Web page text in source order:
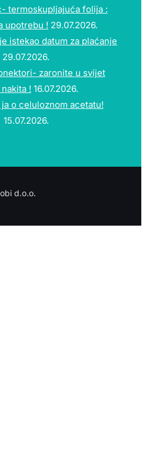
termoskupljajuća folija :
upotrebu ! 29.07.2026.
istekao datum za plaćanje
29.07.2026.
zaronite u svijet
! 16.07.2026.
o celuloznom acetatu!
15.07.2026.
d.o.o.